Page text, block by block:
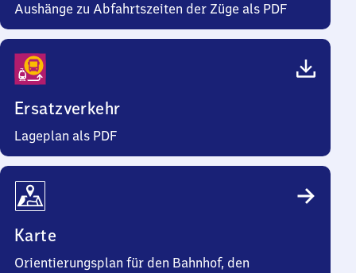
Aushänge zu Abfahrtszeiten der Züge als PDF
Ersatzverkehr
Lageplan als PDF
Karte
Orientierungsplan für den Bahnhof, den